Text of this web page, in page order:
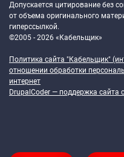
Допускается цитирование без
от объема оригинального
гиперссылкой.
©2005 - 2026 «Кабельщик»
Политика сайта "Кабельщик"
отношении обработки
интернет
DrupalCoder — поддержка сайта